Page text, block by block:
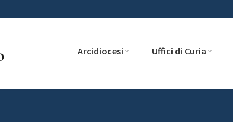
Arcidiocesi Uffici di Curia